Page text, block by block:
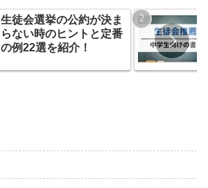
生徒会選挙の公約が決ま
らない時のヒントと定番
の例22選を紹介！